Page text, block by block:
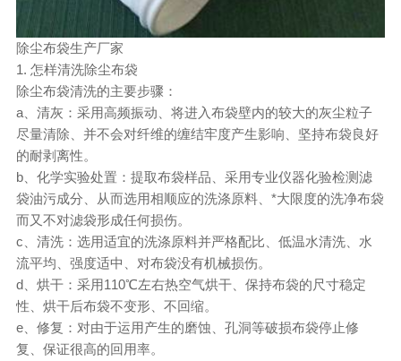
除尘布袋生产厂家
1. 怎样清洗除尘布袋
除尘布袋清洗的主要步骤：
a、清灰：采用高频振动、将进入布袋壁内的较大的灰尘粒子
尽量清除、并不会对纤维的缠结牢度产生影响、坚持布袋良好
的耐剥离性。
b、化学实验处置：提取布袋样品、采用专业仪器化验检测滤
袋油污成分、从而选用相顺应的洗涤原料、*大限度的洗净布袋
而又不对滤袋形成任何损伤。
c、清洗：选用适宜的洗涤原料并严格配比、低温水清洗、水
流平均、强度适中、对布袋没有机械损伤。
d、烘干：采用110℃左右热空气烘干、保持布袋的尺寸稳定
性、烘干后布袋不变形、不回缩。
e、修复：对由于运用产生的磨蚀、孔洞等破损布袋停止修
复、保证很高的回用率。